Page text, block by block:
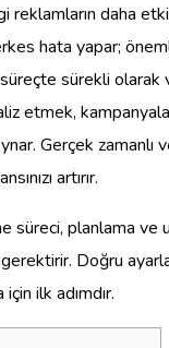
reklamların daha
hata yapar;
sürekli olarak
etmek,
Gerçek zamanlı
artırır.
süreci, planlama ve
Doğru
ilk adımdır.